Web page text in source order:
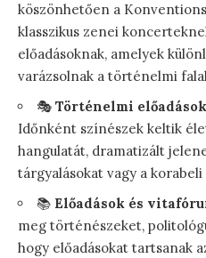
köszönhetően a
klasszikus zenei
előadásoknak, amelyek
varázsolnak a történelmi
🎭 Történelmi
Időnként színészek keltik
hangulatát, dramatizált
tárgyalásokat vagy a
📚 Előadások és
meg történészeket,
hogy előadásokat tartsanak